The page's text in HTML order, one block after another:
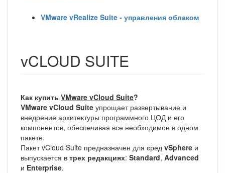
VMware vRealize Suite - управления облаком
vCLOUD SUITE
Как купить VMware vCloud Suite?
VMware vCloud Suite упрощает развертывание и
внедрение архитектуры программного ЦОД и его
компонентов, обеспечивая все необходимое в одном
пакете.
Пакет vCloud Suite предназначен для сред vSphere и
выпускается в трех редакциях: Standard, Advanced
и Enterprise.